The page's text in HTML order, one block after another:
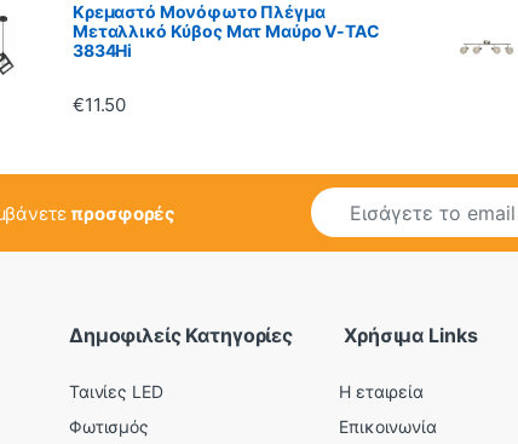
Κρεμαστό Μονόφωτο Πλέγμα
Μεταλλικό Κύβος Ματ Μαύρο V-TAC
3834Hi
€11.50
προσφορές
E
m
a
Δημοφιλείς Κατηγορίες
Ταινίες LED
Φωτισμός
Χρήσιμα Links
Η εταιρεία
Επικοινωνία